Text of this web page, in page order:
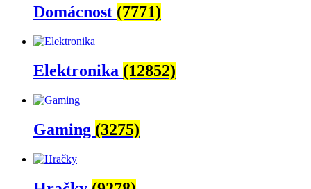
Domácnost (7771)
Elektronika (12852)
Gaming (3275)